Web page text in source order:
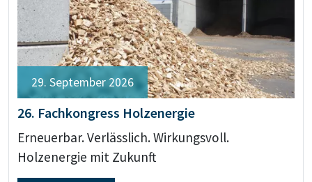
29. September 2026
26. Fachkongress Holzenergie
Erneuerbar. Verlässlich. Wirkungsvoll.
Holzenergie mit Zukunft